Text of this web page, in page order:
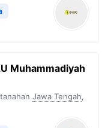
Muhammadiyah
Jawa Tengah,